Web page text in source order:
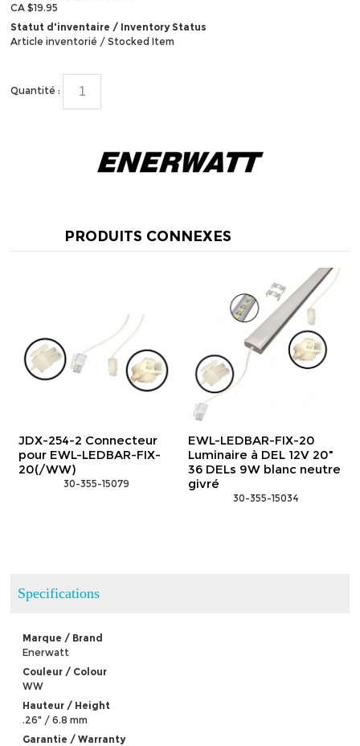
CA $19.95
Statut d'inventaire / Inventory Status
Article inventorié / Stocked Item
Quantité :
PRODUITS CONNEXES
JDX-254-2 Connecteur
pour EWL-LEDBAR-FIX-
20(/WW)
30-355-15079
EWL-LEDBAR-FIX-20
Luminaire à DEL 12V 20"
36 DELs 9W blanc neutre
givré
30-355-15034
Specifications
Marque / Brand
Enerwatt
Couleur / Colour
WW
Hauteur / Height
.26" / 6.8 mm
Garantie / Warranty